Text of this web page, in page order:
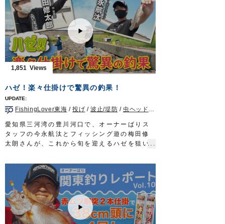
名手・池田暁彦さんが小さな口に合わせたハ
リの選択から様々な誘いなどを初心者にもわ
かるように解説。
一度味わうとやめられなくなるというカワハ
ギ釣りの魅力をお伝えします。
■取材協力 池田丸様
■使用製品
・アップラインビーズ
・誇高カワハギワイドSP
2021年10月30日に放送されたTOKYO
MX『Do! Fishing 明日は釣り日和』の動画
です。
Do!Fishing 毎週土曜日 8:30～8:45放送※
第3土曜日は放送休止
https://s.mxtv.jp/variety/do_fishing/
オーナーばりwebsite
http://www.owner.co.jp
1,851
ハゼ！楽々仕掛けで驚異の釣果！
FishingLover東海 /投げ /波止/堤防 / 虫ヘッド
愛知県三河湾の豊川河口で、オーナーばりス
タッフの今永航汰とフィッシング遊の梅田修
太朗さんが、これから旬を迎えるハゼを狙い
ウキ釣り、ちょい投げ、虫ヘッド釣法と、状
況に合わせた様々な釣法をご紹介します。
釣って楽しく、食べて美味しいハゼ釣りは、
初心者の方でもエントリーしやすい釣りです
ので、ぜひチャレンジしてください。
■当日の模様はWEB記事でも
https://fishinglover-